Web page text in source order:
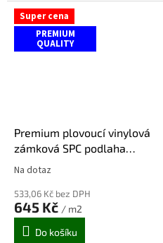
hvězdiček.
Super cena
PREMIUM
QUALITY
Premium plovoucí vinylová
zámková SPC podlaha
SACASA dekor
Průměrné
produktu
je
5,0
Na dotaz
533,06 Kč bez DPH
645 Kč / m2
Do košíku